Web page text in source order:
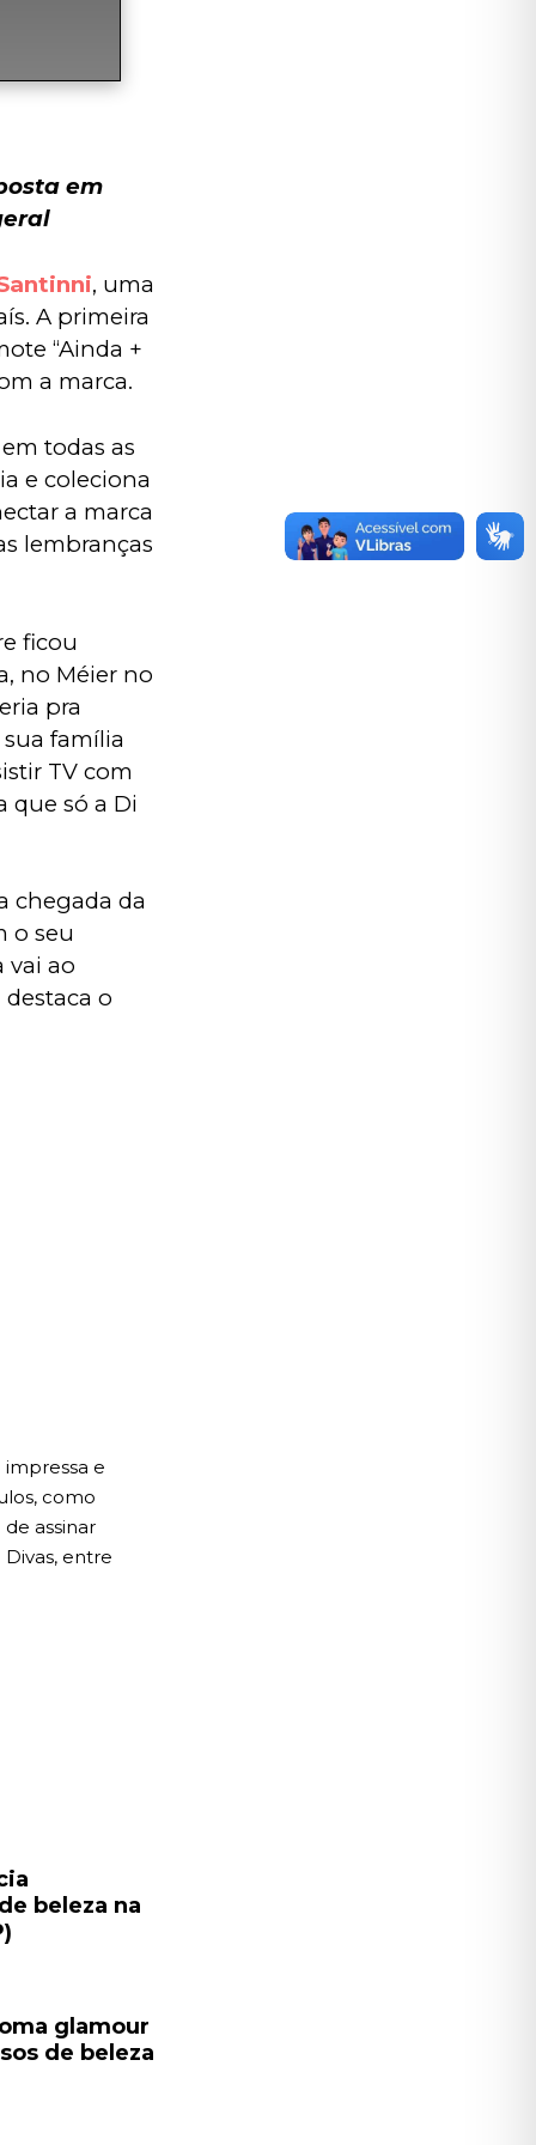
em
, uma
A primeira
“Ainda +
a marca.
todas as
e coleciona
a marca
lembranças
ficou
no Méier no
pra
família
TV com
que só a Di
chegada da
o seu
vai ao
o
e
como
assinar
entre
beleza na
glamour
de beleza